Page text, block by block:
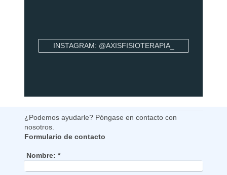
INSTAGRAM: @AXISFISIOTERAPIA_
¿Podemos ayudarle? Póngase en contacto con
nosotros.
Formulario de contacto
Nombre: *